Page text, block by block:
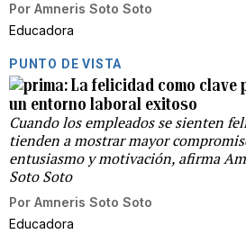
Por Amneris Soto Soto
Educadora
PUNTO DE VISTA
La felicidad como clave
un entorno laboral exitoso
Cuando los empleados se sienten
tienden a mostrar mayor
entusiasmo y motivación, afirma
Soto Soto
Por Amneris Soto Soto
Educadora